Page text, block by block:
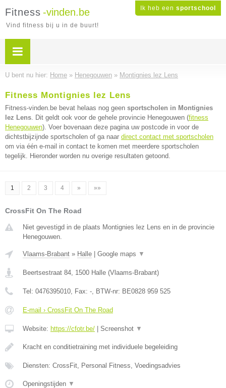
Ik heb een sportschool
Fitness -vinden.be
Vind fitness bij u in de buurt!
U bent nu hier: Home » Henegouwen » Montignies lez Lens
Fitness Montignies lez Lens
Fitness-vinden.be bevat helaas nog geen sportscholen in Montignies
lez Lens. Dit geldt ook voor de gehele provincie Henegouwen (fitness
Henegouwen). Voer bovenaan deze pagina uw postcode in voor de
dichtstbijzijnde sportscholen of ga naar direct contact met sportscholen
om via één e-mail in contact te komen met meerdere sportscholen
tegelijk. Hieronder worden nu overige resultaten getoond.
1 2 3 4 » »»
CrossFit On The Road
Niet gevestigd in de plaats Montignies lez Lens en in de provincie
Henegouwen.
Vlaams-Brabant » Halle Google maps ▼
Beertsestraat 84, 1500 Halle (Vlaams-Brabant)
Tel: 0476395010, Fax: -, BTW-nr: BE0828 959 525
E-mail › CrossFit On The Road
Website: https://cfotr.be/ Screenshot ▼
Kracht en conditietraining met individuele begeleiding
Diensten: CrossFit, Personal Fitness, Voedingsadvies
Openingstijden ▼